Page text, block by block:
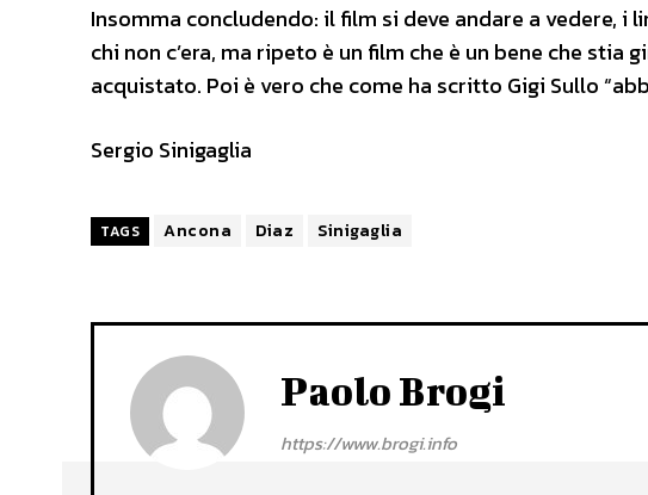
Insomma concludendo: il film si deve andare a vedere,
chi non c’era, ma ripeto è un film che è un bene che stia
acquistato. Poi è vero che come ha scritto Gigi Sullo
Sergio Sinigaglia
TAGS Ancona Diaz Sinigaglia
Paolo Brogi
https://www.brogi.info